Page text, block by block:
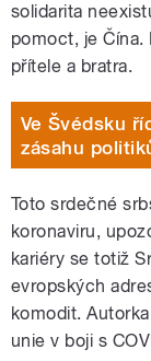
solidarita
pomoct, je Čína.
přítele a bratra.
Ve Švédsku
zásahu
Toto srdečné
koronaviru,
kariéry se totiž
evropských
komodit.
unie v boji s